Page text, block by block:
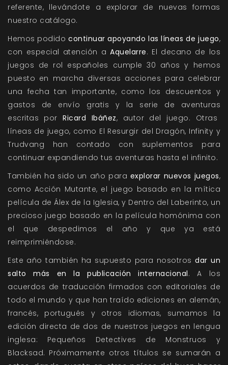
referente, llevándote a explorar de nuevas formas
nuestro catálogo.
Hemos podidocontinuar apoyando las líneas de juego,
con especial atención aAquelarre. El decano de los
juegos de rol españoles cumple 30 años y hemos
puesto en marcha diversas acciones para celebrar
una fecha tan importante, como los descuentos y
gastos de envío gratis y la serie de aventuras
escritas porRicard Ibáñez, autor del juego. Otras
líneas de juego, como El Resurgir del Dragón, Infinity y
Trudvang
han contado con suplementos para
continuar expandiendo tus aventuras hasta el infinito.
También ha sido un año para explorar nuevos juegos,
como Acción Mutante, el juego basado en la mítica
película de Álex de la Iglesia, y Dentro del Laberinto, un
precioso juego basado en la película homónima con
el que despedimos el año y que ya está
reimprimiéndose.
Este año también ha supuesto para nosotrosdar un
salto más en la publicación internacional. A los
acuerdos de traducción firmados con editoriales de
todo el mundo y que han traído ediciones en alemán,
francés, portugués y otros idiomas, sumamos la
edición directa de dos de nuestros juegos en lengua
inglesa: Pequeños Detectives de Monstruos y
Blacksad. Próximamente otros títulos se sumarán a